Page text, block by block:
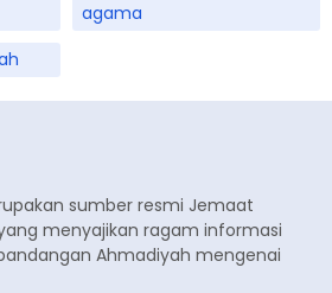
agama
sumber resmi Jemaat
menyajikan ragam informasi
Ahmadiyah mengenai